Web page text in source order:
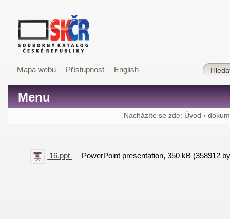
Mapa webu Přístupnost English
Menu
Nacházíte se zde: Úvod ›
16.ppt— PowerPoint presentation, 350 kB (358912